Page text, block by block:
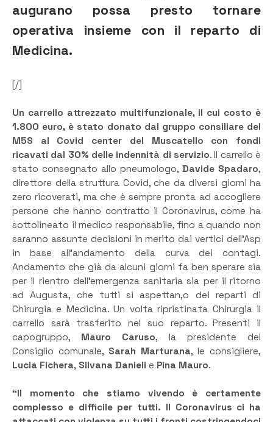
augurano possa presto tornare
operativa insieme con il reparto di
Medicina.
[/]
Un carrello attrezzato multifunzionale, il cui costo è
1.800 euro, è stato donato dal gruppo consiliare del
M5S al Covid center del Muscatello con fondi
ricavati dal 30% delle indennità di servizio. Il carrello è
stato consegnato allo pneumologo, Davide Spadaro,
direttore della struttura Covid, che da diversi giorni ha
zero ricoverati, ma che è sempre pronta ad accogliere
persone che hanno contratto il Coronavirus, come ha
sottolineato il medico responsabile, fino a quando non
saranno assunte decisioni in merito dai vertici dell’Asp
in base all’andamento della curva dei contagi.
Andamento che già da alcuni giorni fa ben sperare sia
per il rientro dell’emergenza sanitaria sia per il ritorno
ad Augusta, che tutti si aspettan,o dei reparti di
Chirurgia e Medicina. Un volta ripristinata Chirurgia il
carrello sarà trasferito nel suo reparto. Presenti il
capogruppo, Mauro Caruso, la presidente del
Consiglio comunale, Sarah Marturana, le consigliere,
Lucia Fichera, Silvana Danieli e Pina Mauro.
“Il momento che stiamo vivendo è certamente
complesso e difficile per tutti. Il Coronavirus ci ha